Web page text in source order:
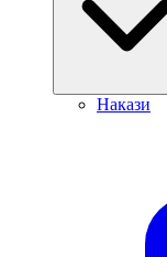
Накази